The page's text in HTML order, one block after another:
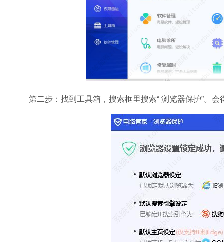
第二步：找到工具箱，搜索框里搜索“ 浏览器保护”。会